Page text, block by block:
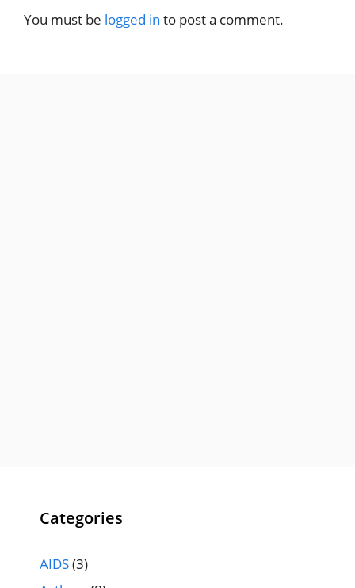
You must be logged in to post a comment.
Categories
AIDS(3)